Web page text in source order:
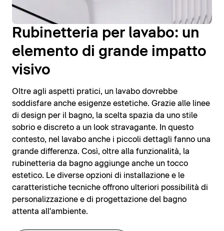
Rubinetteria per lavabo: un
elemento di grande impatto
visivo
Oltre agli aspetti pratici, un lavabo dovrebbe
soddisfare anche esigenze estetiche. Grazie alle linee
di design per il bagno, la scelta spazia da uno stile
sobrio e discreto a un look stravagante. In questo
contesto, nel lavabo anche i piccoli dettagli fanno una
grande differenza. Così, oltre alla funzionalità, la
rubinetteria da bagno aggiunge anche un tocco
estetico. Le diverse opzioni di installazione e le
caratteristiche tecniche offrono ulteriori possibilità di
personalizzazione e di progettazione del bagno
attenta all'ambiente.